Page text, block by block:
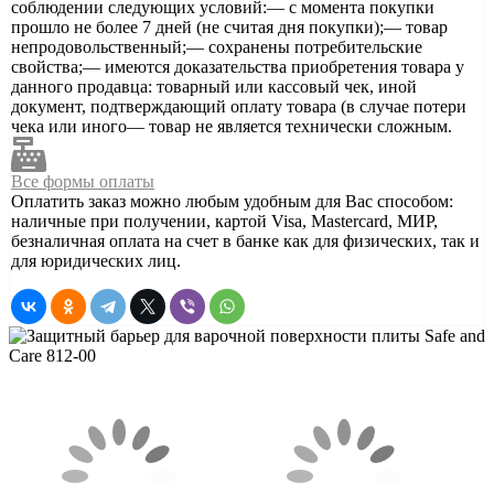
соблюдении следующих условий:— с момента покупки
прошло не более 7 дней (не считая дня покупки);— товар
непродовольственный;— сохранены потребительские
свойства;— имеются доказательства приобретения товара у
данного продавца: товарный или кассовый чек, иной
документ, подтверждающий оплату товара (в случае потери
чека или иного— товар не является технически сложным.
Все формы оплаты
Оплатить заказ можно любым удобным для Вас способом:
наличные при получении, картой Visa, Mastercard, МИР,
безналичная оплата на счет в банке как для физических, так и
для юридических лиц.